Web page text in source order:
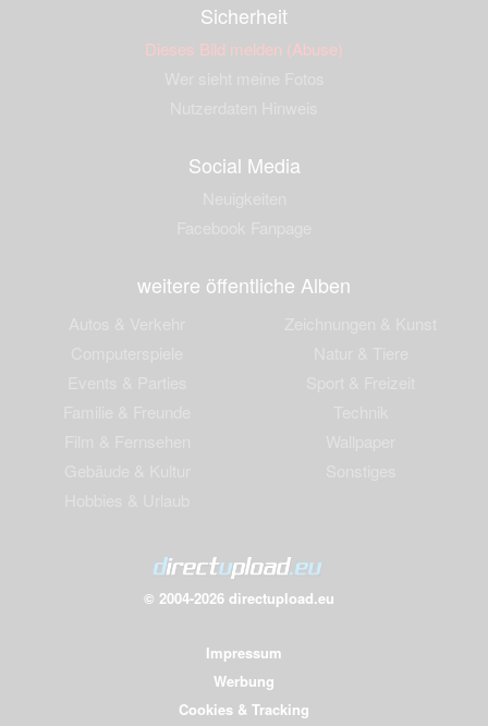
Sicherheit
Dieses Bild melden (Abuse)
Social Media
weitere öffentliche Alben
© 2004-2026 directupload.eu
Impressum
Werbung
Cookies & Tracking